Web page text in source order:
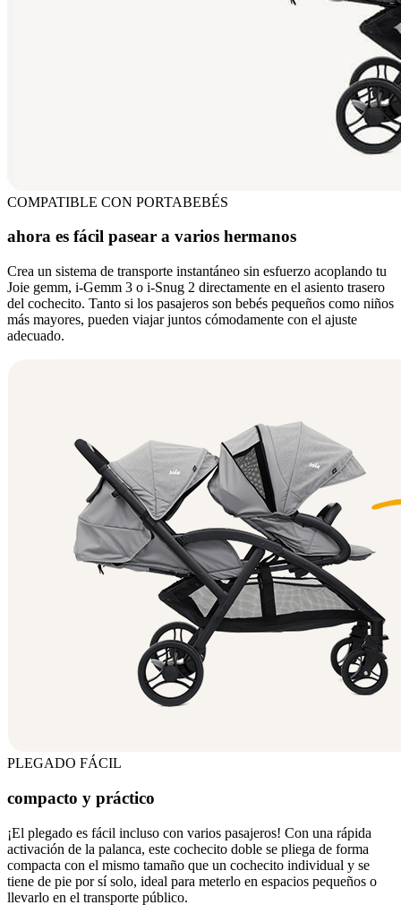
COMPATIBLE CON PORTABEBÉS
ahora es fácil pasear a varios hermanos
Crea un sistema de transporte instantáneo sin esfuerzo acoplando tu
Joie gemm, i-Gemm 3 o i-Snug 2 directamente en el asiento trasero
del cochecito. Tanto si los pasajeros son bebés pequeños como niños
más mayores, pueden viajar juntos cómodamente con el ajuste
adecuado.
PLEGADO FÁCIL
compacto y práctico
¡El plegado es fácil incluso con varios pasajeros! Con una rápida
activación de la palanca, este cochecito doble se pliega de forma
compacta con el mismo tamaño que un cochecito individual y se
tiene de pie por sí solo, ideal para meterlo en espacios pequeños o
llevarlo en el transporte público.